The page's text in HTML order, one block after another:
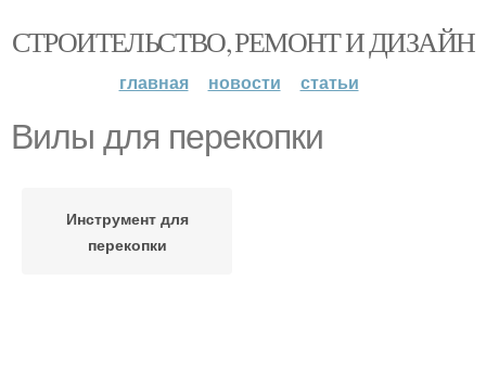
СТРОИТЕЛЬСТВО, РЕМОНТ И ДИЗАЙН
главная новости статьи
Вилы для перекопки
Инструмент для
перекопки